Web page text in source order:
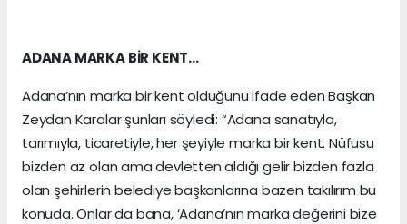
ADANA MARKA BİR KENT…
Adana’nın marka bir kent olduğunu ifade eden Başkan
Zeydan Karalar şunları söyledi: “Adana sanatıyla,
tarımıyla, ticaretiyle, her şeyiyle marka bir kent. Nüfusu
bizden az olan ama devletten aldığı gelir bizden fazla
olan şehirlerin belediye başkanlarına bazen takılırım bu
konuda. Onlar da bana, ‘Adana’nın marka değerini bize